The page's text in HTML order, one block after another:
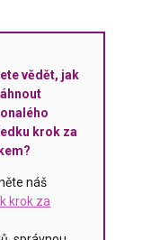
vědět, jak
krok za
náš
krok za